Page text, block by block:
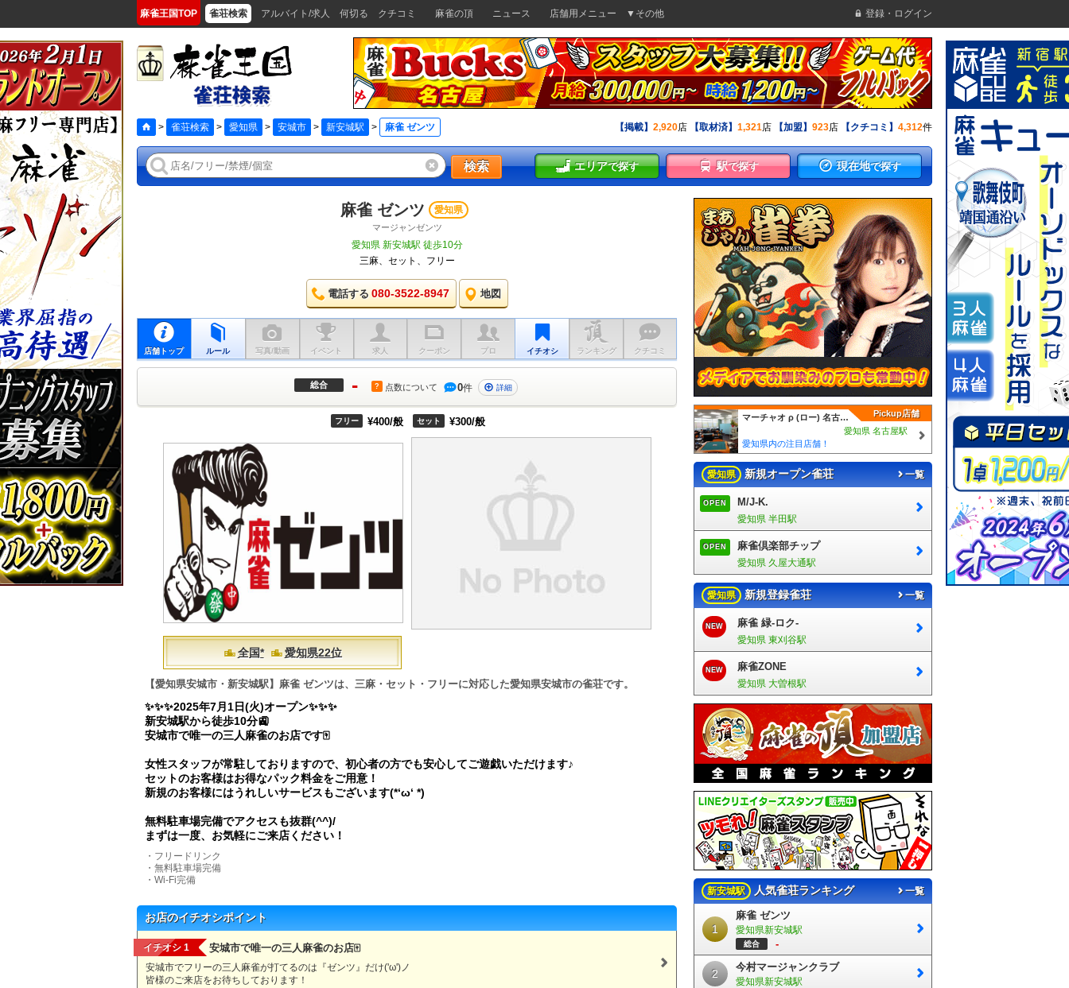
麻雀王国TOP 雀荘検索 アルバイト/求人 何切る クチコミ 麻雀の頂 ニュース 店舗用メニュー ▼その他 登録・ログイン
> 雀荘検索 > 愛知県 > 安城市 > 新安城駅 > 麻雀 ゼンツ 【掲載】 2,920店 【取材済】 1,321店 【加盟】 923店 【クチコミ】 4,312件
検索 エリアで探す 駅で探す 現在地で探す
麻雀 ゼンツ 愛知県
マージャンゼンツ
愛知県 新安城駅 徒歩10分
三麻、セット、フリー
電話する 080-3522-8947 地図
店舗トップ ルール 写真/動画 イベント 求人 クーポン プロ イチオシ ランキング クチコミ
総合 - ? 点数について 0件 詳細
フリー ¥400/般 セット ¥300/般
全国* 愛知県22位
【愛知県安城市・新安城駅】麻雀 ゼンツは、三麻・セット・フリーに対応した愛知県安城市の雀荘です。
✨✨✨2025年7月1日(火)オープン✨✨✨
新安城駅から徒歩10分🚉
安城市で唯一の三人麻雀のお店です🀄
女性スタッフが常駐しておりますので、初心者の方でも安心してご遊戯いただけます♪
セットのお客様はお得なパック料金をご用意！
新規のお客様にはうれしいサービスもございます(*‘ω‘ *)
無料駐車場完備でアクセスも抜群(^^)/
まずは一度、お気軽にご来店ください！
・フリードリンク
・無料駐車場完備
・Wi-Fi完備
お店のイチオシポイント
イチオシ 1 安城市で唯一の三人麻雀のお店🀄
安城市でフリーの三人麻雀が打てるのは『ゼンツ』だけ('ω')ノ
皆様のご来店をお待ちしております！
Pickup店舗
マーチャオ ρ (ロー) 名古屋駅前店
愛知県 名古屋駅
愛知県内の注目店舗！
愛知県 新規オープン雀荘 一覧
OPEN M/J-K.
愛知県 半田駅
OPEN 麻雀倶楽部チップ
愛知県 久屋大通駅
愛知県 新規登録雀荘 一覧
NEW 麻雀 緑-ロク-
愛知県 東刈谷駅
NEW 麻雀ZONE
愛知県 大曽根駅
新安城駅 人気雀荘ランキング 一覧
1
麻雀 ゼンツ
愛知県新安城駅
総合 -
2
今村マージャンクラブ
愛知県新安城駅